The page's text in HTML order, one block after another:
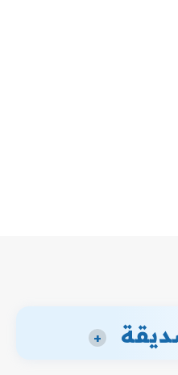
+